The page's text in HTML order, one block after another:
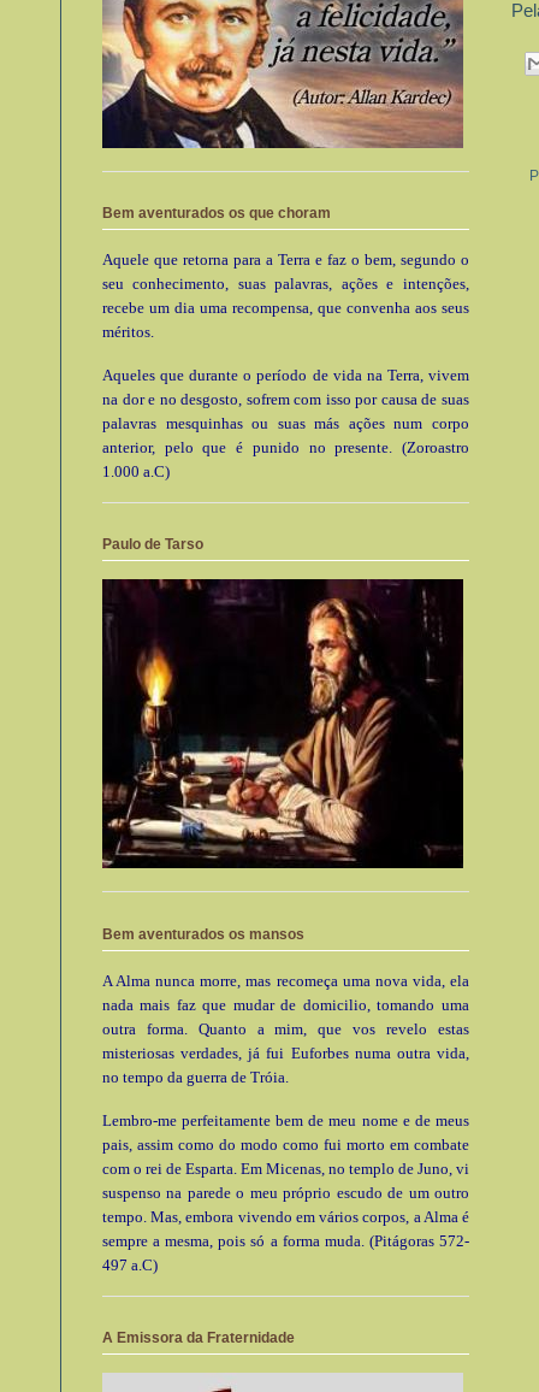
Bem aventurados os que choram
Aquele que retorna para a Terra e faz o bem, segundo o
seu conhecimento, suas palavras, ações e intenções,
recebe um dia uma recompensa, que convenha aos seus
méritos.
Aqueles que durante o período de vida na Terra, vivem
na dor e no desgosto, sofrem com isso por causa de suas
palavras mesquinhas ou suas más ações num corpo
anterior, pelo que é punido no presente. (Zoroastro
1.000 a.C)
Paulo de Tarso
Bem aventurados os mansos
A Alma nunca morre, mas recomeça uma nova vida, ela
nada mais faz que mudar de domicilio, tomando uma
outra forma. Quanto a mim, que vos revelo estas
misteriosas verdades, já fui Euforbes numa outra vida,
no tempo da guerra de Tróia.
Lembro-me perfeitamente bem de meu nome e de meus
pais, assim como do modo como fui morto em combate
com o rei de Esparta. Em Micenas, no templo de Juno, vi
suspenso na parede o meu próprio escudo de um outro
tempo. Mas, embora vivendo em vários corpos, a Alma é
sempre a mesma, pois só a forma muda. (Pitágoras 572-
497 a.C)
A Emissora da Fraternidade